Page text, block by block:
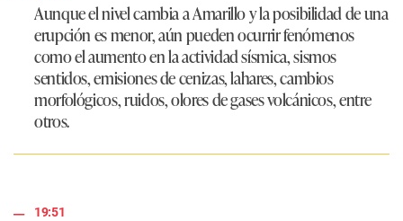
Aunque el nivel cambia a Amarillo y la posibilidad de una
erupción es menor, aún pueden ocurrir fenómenos
como el aumento en la actividad sísmica, sismos
sentidos, emisiones de cenizas, lahares, cambios
morfológicos, ruidos, olores de gases volcánicos, entre
otros.
19:51